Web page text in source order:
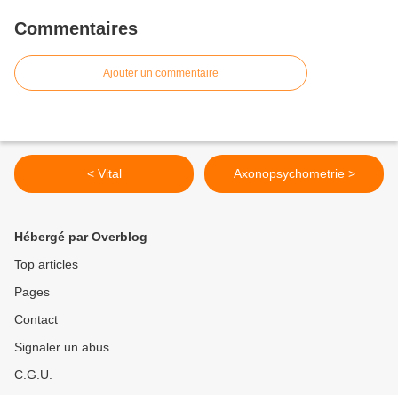
Commentaires
Ajouter un commentaire
< Vital Axonopsychometrie >
Hébergé par Overblog
Top articles
Pages
Contact
Signaler un abus
C.G.U.